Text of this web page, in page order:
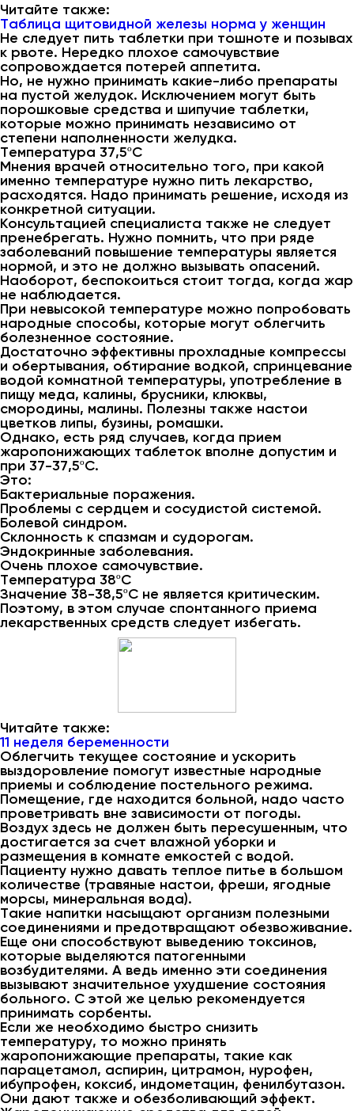
Читайте также:
Таблица щитовидной железы норма у женщин
Не следует пить таблетки при тошноте и позывах
к рвоте. Нередко плохое самочувствие
сопровождается потерей аппетита.
Но, не нужно принимать какие-либо препараты
на пустой желудок. Исключением могут быть
порошковые средства и шипучие таблетки,
которые можно принимать независимо от
степени наполненности желудка.
Температура 37,5ºС
Мнения врачей относительно того, при какой
именно температуре нужно пить лекарство,
расходятся. Надо принимать решение, исходя из
конкретной ситуации.
Консультацией специалиста также не следует
пренебрегать. Нужно помнить, что при ряде
заболеваний повышение температуры является
нормой, и это не должно вызывать опасений.
Наоборот, беспокоиться стоит тогда, когда жар
не наблюдается.
При невысокой температуре можно попробовать
народные способы, которые могут облегчить
болезненное состояние.
Достаточно эффективны прохладные компрессы
и обертывания, обтирание водкой, спринцевание
водой комнатной температуры, употребление в
пищу меда, калины, брусники, клюквы,
смородины, малины. Полезны также настои
цветков липы, бузины, ромашки.
Однако, есть ряд случаев, когда прием
жаропонижающих таблеток вполне допустим и
при 37-37,5ºС.
Это:
Бактериальные поражения.
Проблемы с сердцем и сосудистой системой.
Болевой синдром.
Склонность к спазмам и судорогам.
Эндокринные заболевания.
Очень плохое самочувствие.
Температура 38ºС
Значение 38-38,5ºС не является критическим.
Поэтому, в этом случае спонтанного приема
лекарственных средств следует избегать.
Читайте также:
11 неделя беременности
Облегчить текущее состояние и ускорить
выздоровление помогут известные народные
приемы и соблюдение постельного режима.
Помещение, где находится больной, надо часто
проветривать вне зависимости от погоды.
Воздух здесь не должен быть пересушенным, что
достигается за счет влажной уборки и
размещения в комнате емкостей с водой.
Пациенту нужно давать теплое питье в большом
количестве (травяные настои, фреши, ягодные
морсы, минеральная вода).
Такие напитки насыщают организм полезными
соединениями и предотвращают обезвоживание.
Еще они способствуют выведению токсинов,
которые выделяются патогенными
возбудителями. А ведь именно эти соединения
вызывают значительное ухудшение состояния
больного. С этой же целью рекомендуется
принимать сорбенты.
Если же необходимо быстро снизить
температуру, то можно принять
жаропонижающие препараты, такие как
парацетамол, аспирин, цитрамон, нурофен,
ибупрофен, коксиб, индометацин, фенилбутазон.
Они дают также и обезболивающий эффект.